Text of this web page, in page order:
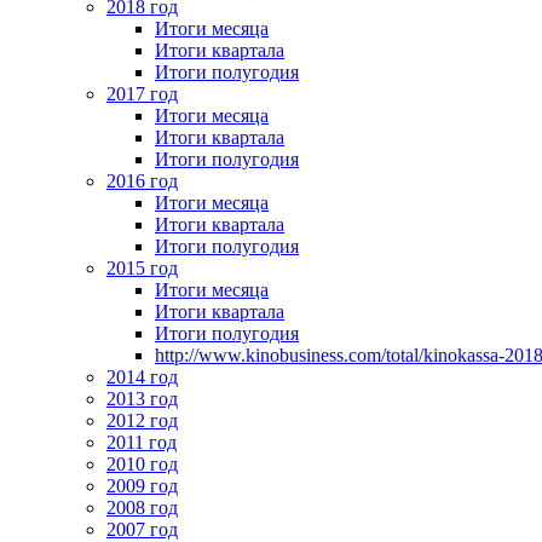
2018 год
Итоги месяца
Итоги квартала
Итоги полугодия
2017 год
Итоги месяца
Итоги квартала
Итоги полугодия
2016 год
Итоги месяца
Итоги квартала
Итоги полугодия
2015 год
Итоги месяца
Итоги квартала
Итоги полугодия
http://www.kinobusiness.com/total/kinokassa-
2014 год
2013 год
2012 год
2011 год
2010 год
2009 год
2008 год
2007 год